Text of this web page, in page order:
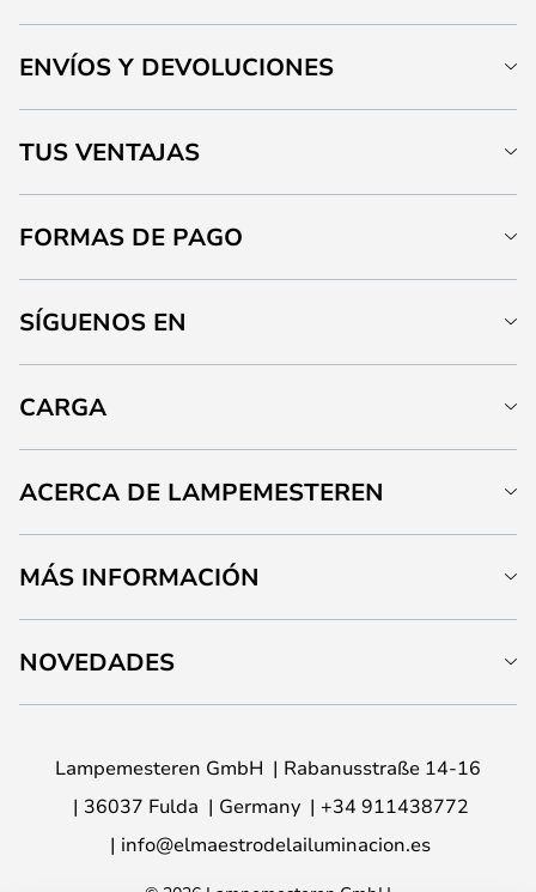
ENVÍOS Y DEVOLUCIONES
TUS VENTAJAS
FORMAS DE PAGO
SÍGUENOS EN
CARGA
ACERCA DE LAMPEMESTEREN
MÁS INFORMACIÓN
NOVEDADES
Lampemesteren GmbH
Rabanusstraße 14-16
36037 Fulda
Germany
+34 911438772
info@elmaestrodelailuminacion.es